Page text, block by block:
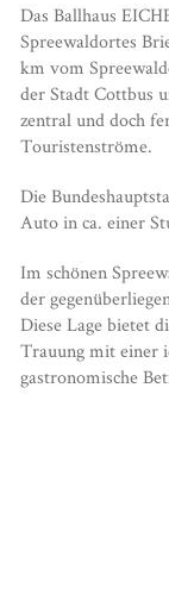
Das Ballhaus
Spreewaldortes
km vom
der Stadt Cottbus
zentral und doch
Touristenströme.
Die
Auto in ca. einer
Im schönen
der
Diese Lage bietet
Trauung mit einer
gastronomische